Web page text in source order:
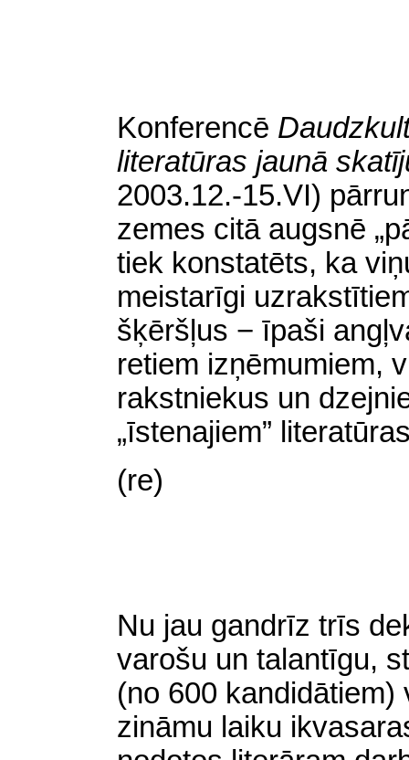
Konferencē
literatūras jaunā
2003.12.-15.VI)
zemes citā augsnē
tiek konstatēts, ka
meistarīgi
šķēršļus − īpaši
retiem izņēmumiem,
rakstniekus un
„īstenajiem”
(re)
Nu jau gandrīz trīs
varošu un talantīgu,
(no 600
zināmu laiku